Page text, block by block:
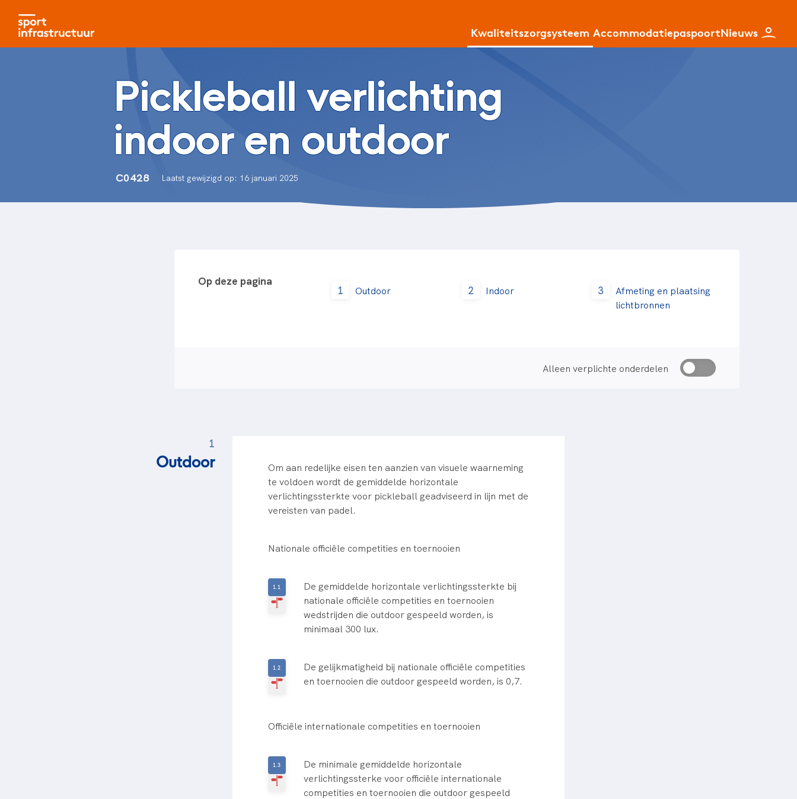
Kwaliteitszorgsysteem AccommodatiepaspoortNieuws
Pickleball verlichting
indoor en outdoor
C0428 Laatst gewijzigd op: 16 januari 2025
Op deze pagina
1 Outdoor 2 Indoor 3
Afmeting en plaatsing
lichtbronnen
Alleen verplichte onderdelen
1
Outdoor
Om aan redelijke eisen ten aanzien van visuele waarneming
te voldoen wordt de gemiddelde horizontale
verlichtingssterkte voor pickleball geadviseerd in lijn met de
vereisten van padel.
Nationale officiële competities en toernooien
De gemiddelde horizontale verlichtingssterkte bij
nationale officiële competities en toernooien
wedstrijden die outdoor gespeeld worden, is
minimaal 300 lux.
De gelijkmatigheid bij nationale officiële competities
en toernooien die outdoor gespeeld worden, is 0,7.
Officiële internationale competities en toernooien
De minimale gemiddelde horizontale
verlichtingssterke voor officiële internationale
competities en toernooien die outdoor gespeeld